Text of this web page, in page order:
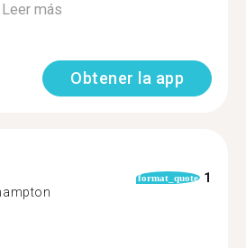
Leer más
Obtener la app
format_quote 1